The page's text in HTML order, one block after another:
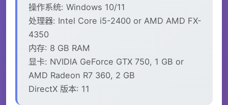
操作系统: Windows 10/11
处理器: Intel Core i5-2400 or AMD AMD FX-
4350
内存: 8 GB RAM
显卡: NVIDIA GeForce GTX 750, 1 GB or
AMD Radeon R7 360, 2 GB
DirectX 版本: 11